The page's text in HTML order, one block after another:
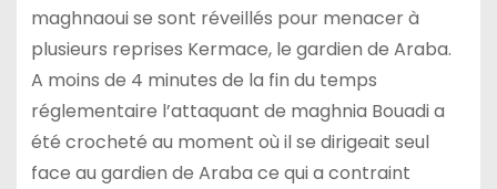
maghnaoui se sont réveillés pour menacer à
plusieurs reprises Kermace, le gardien de Araba.
A moins de 4 minutes de la fin du temps
réglementaire l’attaquant de maghnia Bouadi a
été crocheté au moment où il se dirigeait seul
face au gardien de Araba ce qui a contraint